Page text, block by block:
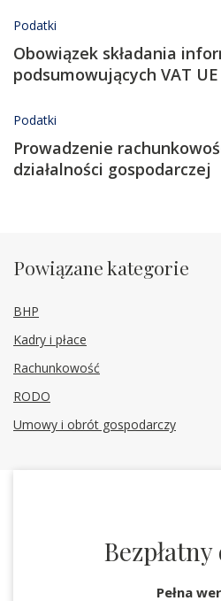
Podatki
Obowiązek składania
podsumowujących VAT UE
Podatki
Prowadzenie
działalności gospodarczej
Powiązane kategorie
BHP
Kadry i płace
Rachunkowość
RODO
Umowy i obrót gospodarczy
Pełna